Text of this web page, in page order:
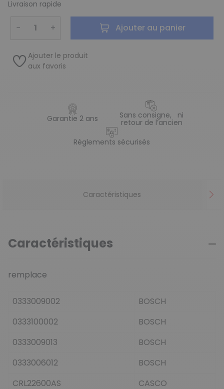
Livraison rapide
− + Ajouter au panier
Ajouter le produit
aux favoris
Garantie 2 ans Sans consigne, ni
retour de l’ancien
Règlements sécurisés
Caractéristiques
Caractéristiques
remplace
0333009002
BOSCH
0333100002
BOSCH
0333009013
BOSCH
0333006012
BOSCH
CRL22600AS
CASCO